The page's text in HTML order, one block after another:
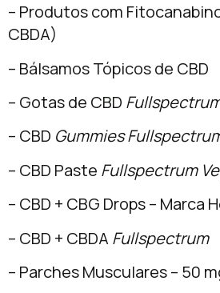
– Produtos com
CBDA)
– Bálsamos Tópicos de CBD
– Gotas de CBD
– CBD Gummies
– CBD Paste Fullspectrum
– CBD + CBG Drops – Marca
– CBD + CBDA Fullspectrum
– Parches Musculares – 50